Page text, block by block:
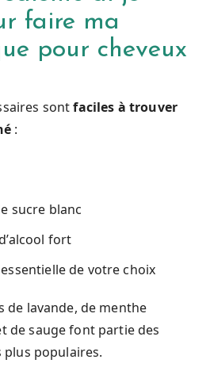
faire ma
pour cheveux
sontfaciles à trouver
:
sucre blanc
fort
de votre choix
de lavande, de menthe
de sauge font partie des
plus populaires.